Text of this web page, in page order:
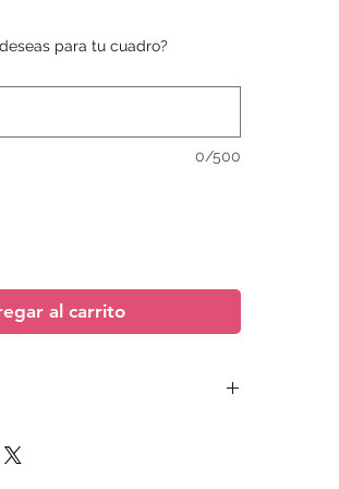
para tu cuadro?
0/500
al carrito